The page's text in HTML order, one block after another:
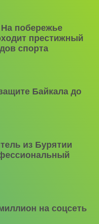
На побережье
престижный
спорта
Байкала до
из Бурятии
на соцсеть